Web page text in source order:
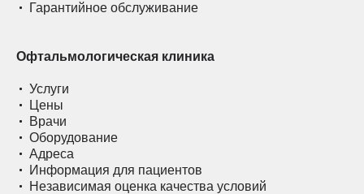
Гарантийное обслуживание
Офтальмологическая клиника
Услуги
Цены
Врачи
Оборудование
Адреса
Информация для пациентов
Независимая оценка качества условий